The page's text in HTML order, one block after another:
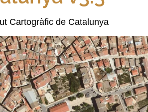
Cartogràfic de Catalunya